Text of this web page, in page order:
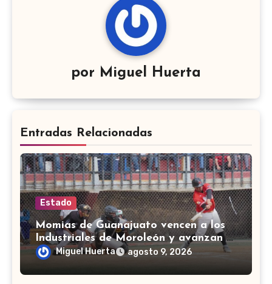
por Miguel Huerta
Entradas Relacionadas
Estado
Momias de Guanajuato vencen a los
Industriales de Moroleón y avanzan a
la final estatal de béisbol
Miguel Huerta agosto 9, 2026